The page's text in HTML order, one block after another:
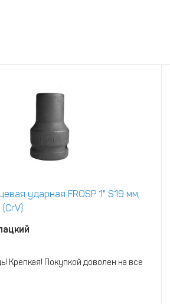
ударная FROSP 1" S19 мм,
Крепкая! Покупкой доволен на все